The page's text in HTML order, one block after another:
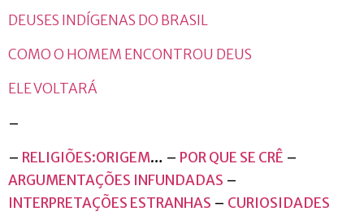
DEUSES INDÍGENAS DO BRASIL
COMO O HOMEM ENCONTROU DEUS
ELE VOLTARÁ
–
– RELIGIÕES:ORIGEM… – POR QUE SE CRÊ –
ARGUMENTAÇÕES INFUNDADAS –
INTERPRETAÇÕES ESTRANHAS – CURIOSIDADES